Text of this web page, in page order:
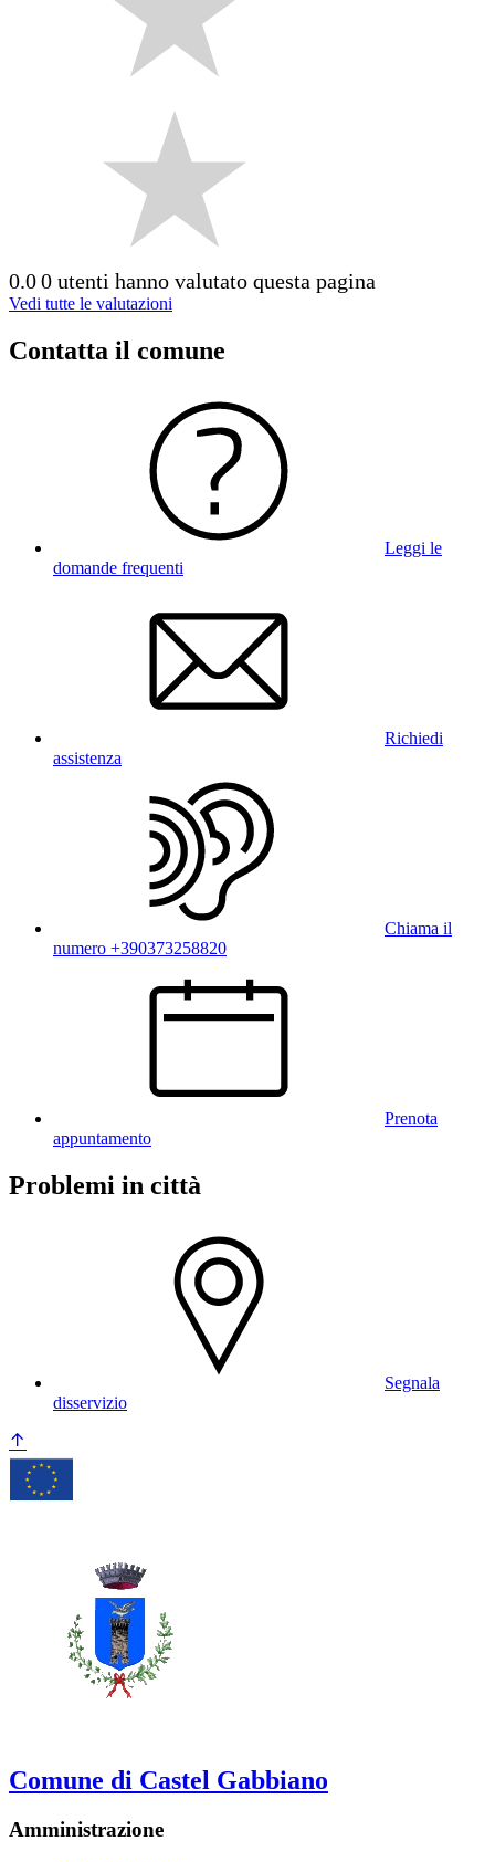
0.00 utenti hanno valutato questa pagina
Vedi tutte le valutazioni
Contatta il comune
Leggi le
domande frequenti
Richiedi
assistenza
Chiama il
numero +390373258820
Prenota
appuntamento
Problemi in città
Segnala
disservizio
Comune di Castel Gabbiano
Amministrazione